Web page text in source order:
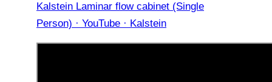
Kalstein Laminar flow cabinet (Single
Person) · YouTube · Kalstein